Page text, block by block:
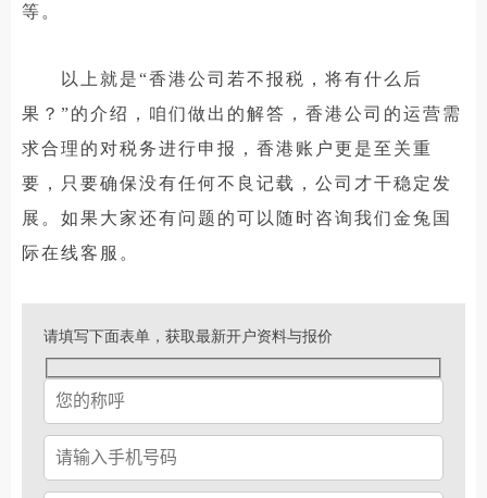
等。
以上就是“香港公司若不报税，将有什么后
果？”的介绍，咱们做出的解答，香港公司的运营需
求合理的对税务进行申报，香港账户更是至关重
要，只要确保没有任何不良记载，公司才干稳定发
展。如果大家还有问题的可以随时咨询我们金兔国
际在线客服。
请填写下面表单，获取最新开户资料与报价